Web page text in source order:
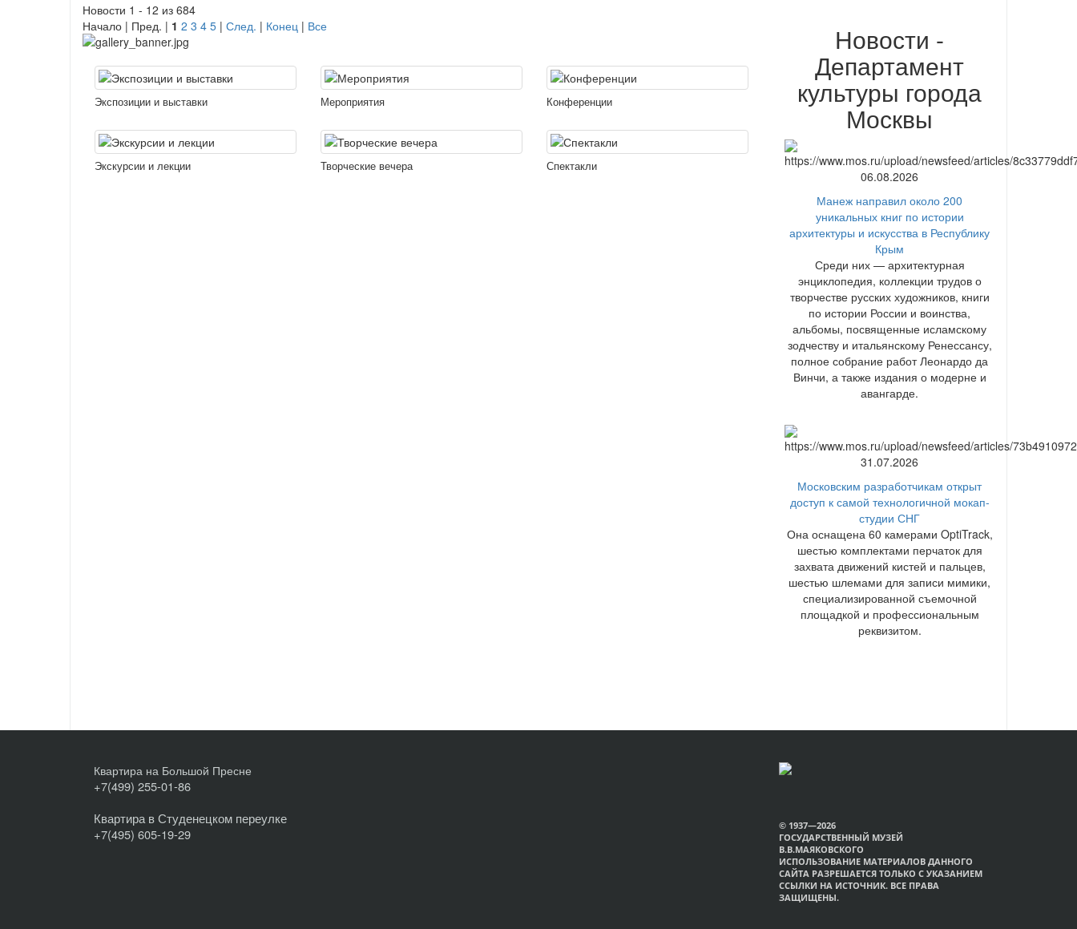
Новости 1 - 12 из 684
Начало | Пред. | 1 2 3 4 5 | След. | Конец | Все
Экспозиции и выставки Мероприятия Конференции
Экскурсии и лекции Творческие вечера Спектакли
Новости -
Департамент
культуры города
Москвы
06.08.2026
Манеж направил около 200
уникальных книг по истории
архитектуры и искусства в Республику
Крым
Среди них — архитектурная
энциклопедия, коллекции трудов о
творчестве русских художников, книги
по истории России и воинства,
альбомы, посвященные исламскому
зодчеству и итальянскому Ренессансу,
полное собрание работ Леонардо да
Винчи, а также издания о модерне и
авангарде.
31.07.2026
Московским разработчикам открыт
доступ к самой технологичной мокап-
студии СНГ
Она оснащена 60 камерами OptiTrack,
шестью комплектами перчаток для
захвата движений кистей и пальцев,
шестью шлемами для записи мимики,
специализированной съемочной
площадкой и профессиональным
реквизитом.
© 1937—2026
ГОСУДАРСТВЕННЫЙ МУЗЕЙ
В.В.МАЯКОВСКОГО
ИСПОЛЬЗОВАНИЕ МАТЕРИАЛОВ ДАННОГО
САЙТА РАЗРЕШАЕТСЯ ТОЛЬКО С УКАЗАНИЕМ
ССЫЛКИ НА ИСТОЧНИК. ВСЕ ПРАВА
ЗАЩИЩЕНЫ.
Квартира на Большой Пресне
+7(499) 255-01-86
Квартира в Студенецком переулке
+7(495) 605-19-29